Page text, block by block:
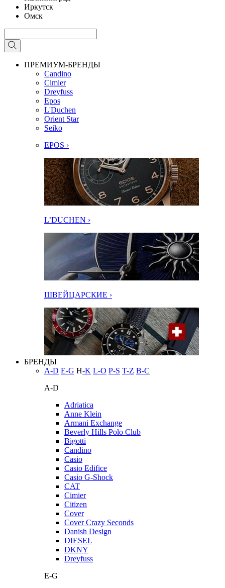
Иркутск
Омск
ПРЕМИУМ-БРЕНДЫ
Candino
Cimier
Dreyfuss
Epos
L'Duchen
Orient Star
Seiko
EPOS ›
L’DUCHEN ›
ШВЕЙЦАРСКИЕ ›
БРЕНДЫ
A-D E-G H-K L-O P-S T-Z В-С
A-D
Adriatica
Anne Klein
Armani Exchange
Beverly Hills Polo Club
Bigotti
Candino
Casio
Casio Edifice
Casio G-Shock
CAT
Cimier
Citizen
Cover
Cover Crazy Seconds
Danish Design
DIESEL
DKNY
Dreyfuss
E-G